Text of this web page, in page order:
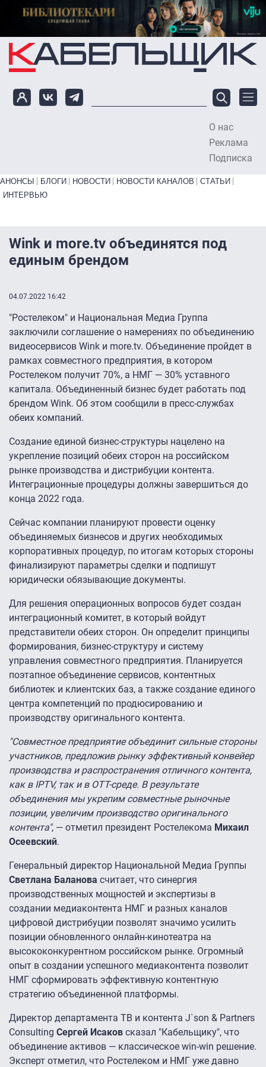
Перейти к основному содержанию
О нас
Реклама
Подписка
Primary links bottom
АНОНСЫ БЛОГИ НОВОСТИ НОВОСТИ КАНАЛОВ
СТАТЬИ
ИНТЕРВЬЮ
Wink и more.tv объединятся под
единым брендом
04.07.2022 16:42
"Ростелеком" и Национальная Медиа Группа
заключили соглашение о намерениях по объединению
видеосервисов Wink и more.tv. Объединение пройдет в
рамках совместного предприятия, в котором
Ростелеком получит 70%, а НМГ — 30% уставного
капитала. Объединенный бизнес будет работать под
брендом Wink. Об этом сообщили в пресс-службах
обеих компаний.
Создание единой бизнес-структуры нацелено на
укрепление позиций обеих сторон на российском
рынке производства и дистрибуции контента.
Интеграционные процедуры должны завершиться до
конца 2022 года.
Сейчас компании планируют провести оценку
объединяемых бизнесов и других необходимых
корпоративных процедур, по итогам которых стороны
финализируют параметры сделки и подпишут
юридически обязывающие документы.
Для решения операционных вопросов будет создан
интеграционный комитет, в который войдут
представители обеих сторон. Он определит принципы
формирования, бизнес-структуру и систему
управления совместного предприятия. Планируется
поэтапное объединение сервисов, контентных
библиотек и клиентских баз, а также создание единого
центра компетенций по продюсированию и
производству оригинального контента.
"Совместное предприятие объединит сильные стороны
участников, предложив рынку эффективный конвейер
производства и распространения отличного контента,
как в IPTV, так и в ОТТ-среде. В результате
объединения мы укрепим совместные рыночные
позиции, увеличим производство оригинального
контента", — отметил президент Ростелекома Михаил
Осеевский.
Генеральный директор Национальной Медиа Группы
Светлана Баланова считает, что синергия
производственных мощностей и экспертизы в
создании медиаконтента НМГ и разных каналов
цифровой дистрибуции позволят значимо усилить
позиции обновленного онлайн-кинотеатра на
высококонкурентном российском рынке. Огромный
опыт в создании успешного медиаконтента позволит
НМГ сформировать эффективную контентную
стратегию объединенной платформы.
Директор департамента ТВ и контента J`son & Partners
Consulting Сергей Исаков сказал "Кабельщику", что
объединение активов — классическое win-win решение.
Эксперт отметил, что Ростелеком и НМГ уже давно